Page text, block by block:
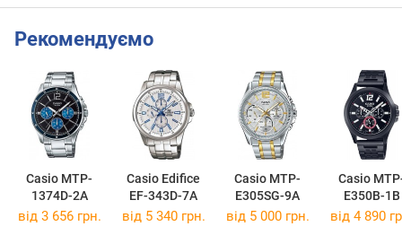
Рекомендуємо
Casio MTP-
1374D-2A
Casio Edifice
EF-343D-7A
Casio MTP-
E305SG-9A
Casio
E350B-1B
від 3 656 грн. від 5 340 грн. від 5 000 грн. від 4 890